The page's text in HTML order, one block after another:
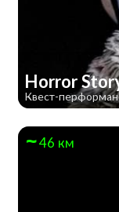
Horror
Квест-
46 км